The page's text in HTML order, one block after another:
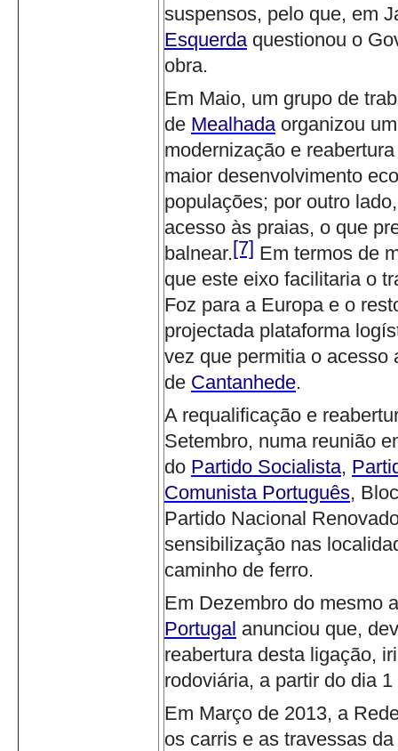
suspensos, pelo que, em
Esquerda questionou o
obra.
Em Maio, um grupo de
de Mealhada organizou
modernização e
maior desenvolvimento
populações; por outro
acesso às praias, o que
balnear.[7] Em termos de
que este eixo facilitaria o
Foz para a Europa e o
projectada plataforma
vez que permitia o acesso
de Cantanhede.
A requalificação e
Setembro, numa reunião
do Partido Socialista,
Comunista Português,
Partido Nacional
sensibilização nas
caminho de ferro.
Em Dezembro do mesmo
Portugal anunciou que,
reabertura desta ligação,
rodoviária, a partir do dia
Em Março de 2013, a
os carris e as travessas